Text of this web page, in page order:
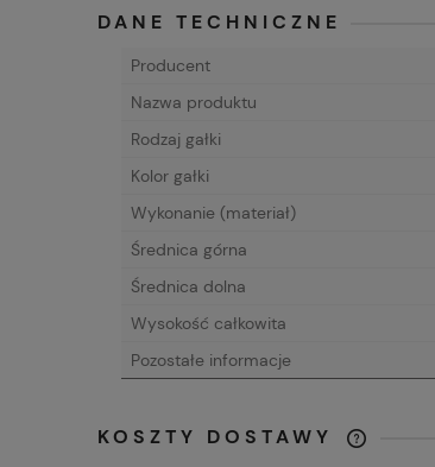
DANE TECHNICZNE
Producent
Nazwa produktu
Rodzaj gałki
Kolor gałki
Wykonanie (materiał)
Średnica górna
Średnica dolna
Wysokość całkowita
Pozostałe informacje
KOSZTY DOSTAWY